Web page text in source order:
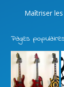
Maîtriser
Pages